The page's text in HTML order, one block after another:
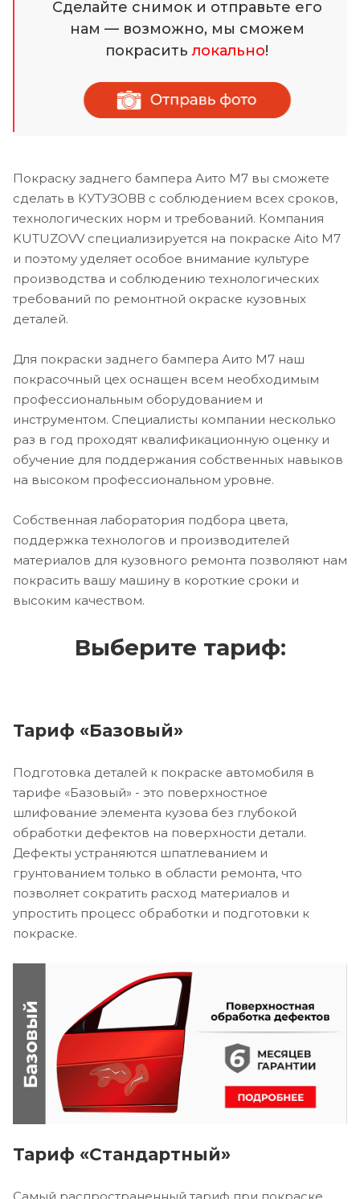
Сделайте снимок и отправьте его
нам — возможно, мы сможем
покраситьлокально!
Покраску заднего бампера Аито М7 вы сможете
сделать в КУТУЗОВВ с соблюдением всех сроков,
технологических норм и требований. Компания
KUTUZOVV специализируется на покраске Aito M7
и поэтому уделяет особое внимание культуре
производства и соблюдению технологических
требований по ремонтной окраске кузовных
деталей.
Для покраски заднего бампера Аито М7 наш
покрасочный цех оснащен всем необходимым
профессиональным оборудованием и
инструментом. Специалисты компании несколько
раз в год проходят квалификационную оценку и
обучение для поддержания собственных навыков
на высоком профессиональном уровне.
Собственная лаборатория подбора цвета,
поддержка технологов и производителей
материалов для кузовного ремонта позволяют нам
покрасить вашу машину в короткие сроки и
высоким качеством.
Выберите тариф:
Тариф «Базовый»
Подготовка деталей к покраске автомобиля в
тарифе «Базовый» - это поверхностное
шлифование элемента кузова без глубокой
обработки дефектов на поверхности детали.
Дефекты устраняются шпатлеванием и
грунтованием только в области ремонта, что
позволяет сократить расход материалов и
упростить процесс обработки и подготовки к
покраске.
Тариф «Стандартный»